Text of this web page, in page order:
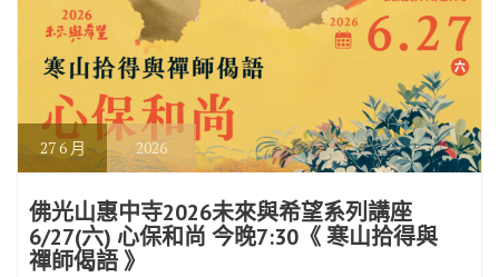
276 月 2026
佛光山惠中寺2026未來與希望系列講座
6/27(六) 心保和尚 今晚7:30《 寒山拾得與
禪師偈語 》